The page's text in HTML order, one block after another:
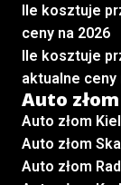
Ile kosztuje
ceny na 2026
Ile kosztuje
aktualne ceny
Auto złom
Auto złom
Auto złom
Auto złom